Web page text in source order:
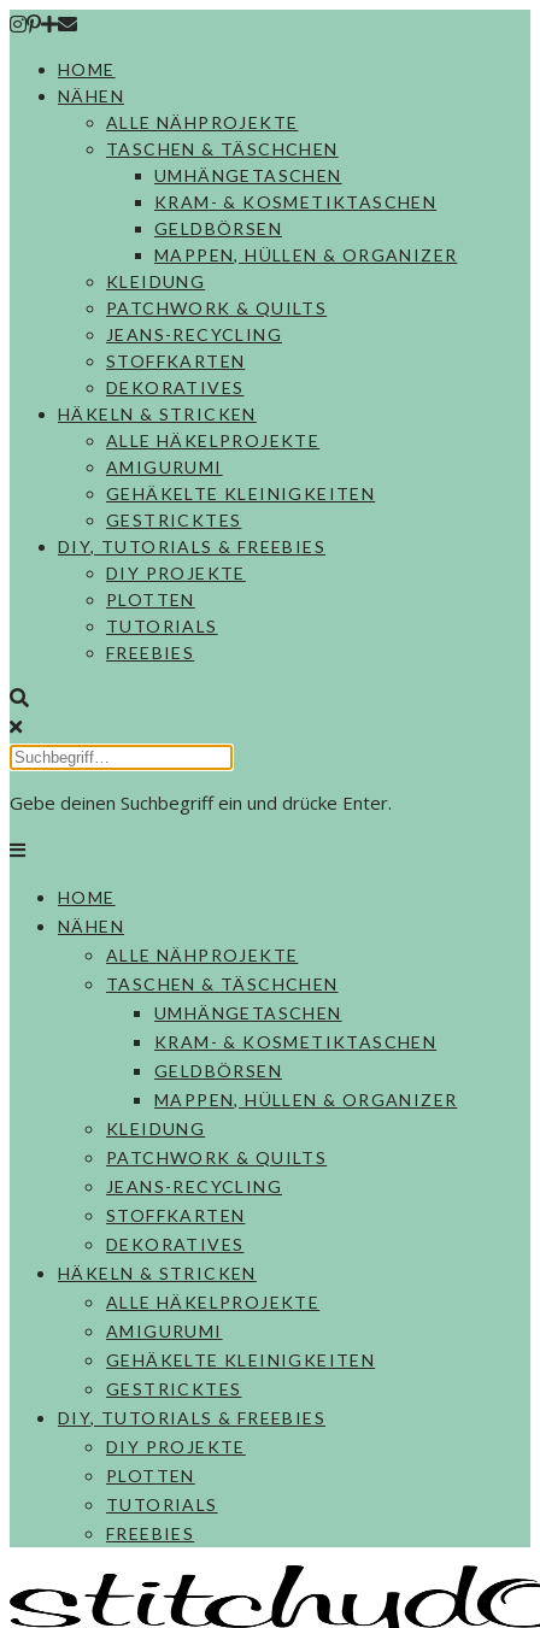
Skip
contentHOME
NÄHEN
ALLE NÄHPROJEKTE
TASCHEN & TÄSCHCHEN
UMHÄNGETASCHEN
KRAM- & KOSMETIKTASCHEN
GELDBÖRSEN
MAPPEN, HÜLLEN & ORGANIZER
KLEIDUNG
PATCHWORK & QUILTS
JEANS-RECYCLING
STOFFKARTEN
DEKORATIVES
HÄKELN & STRICKEN
ALLE HÄKELPROJEKTE
AMIGURUMI
GEHÄKELTE KLEINIGKEITEN
GESTRICKTES
DIY, TUTORIALS & FREEBIES
DIY PROJEKTE
PLOTTEN
TUTORIALS
FREEBIES
Gebe deinen Suchbegriff ein und drücke Enter.
HOME
NÄHEN
ALLE NÄHPROJEKTE
TASCHEN & TÄSCHCHEN
UMHÄNGETASCHEN
KRAM- & KOSMETIKTASCHEN
GELDBÖRSEN
MAPPEN, HÜLLEN & ORGANIZER
KLEIDUNG
PATCHWORK & QUILTS
JEANS-RECYCLING
STOFFKARTEN
DEKORATIVES
HÄKELN & STRICKEN
ALLE HÄKELPROJEKTE
AMIGURUMI
GEHÄKELTE KLEINIGKEITEN
GESTRICKTES
DIY, TUTORIALS & FREEBIES
DIY PROJEKTE
PLOTTEN
TUTORIALS
FREEBIES